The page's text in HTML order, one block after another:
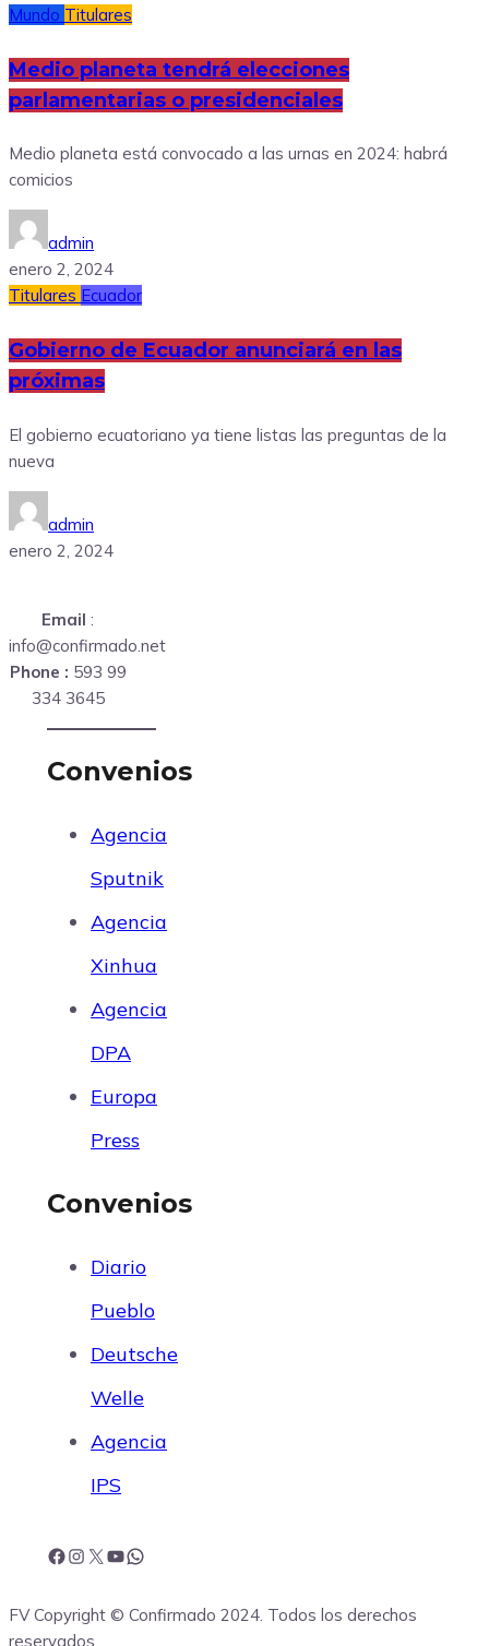
Mundo Titulares
Medio planeta tendrá elecciones
parlamentarias o presidenciales
Medio planeta está convocado a las urnas en 2024: habrá
comicios
admin
enero 2, 2024
Titulares Ecuador
Gobierno de Ecuador anunciará en las
próximas
El gobierno ecuatoriano ya tiene listas las preguntas de la
nueva
admin
enero 2, 2024
Email :
info@confirmado.net
Phone : 593 99
334 3645
Convenios
Agencia
Sputnik
Agencia
Xinhua
Agencia
DPA
Europa
Press
Convenios
Diario
Pueblo
Deutsche
Welle
Agencia
IPS
a n
o h
FV Copyright © Confirmado 2024. Todos los derechos
reservados.